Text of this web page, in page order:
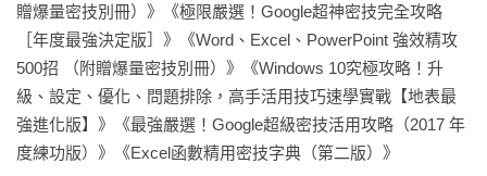
08.每期最好康：Best
每期精選最火熱的網路好康，教你如何晉身網路潮人，玩出比
別人更好玩的網路精髓。
贈爆量密技別冊）》《極限嚴選！Google超神密技完全攻略
［年度最強決定版］》《Word、Excel、PowerPoint 強效精攻
500招 （附贈爆量密技別冊）》《Windows 10究極攻略！升
級、設定、優化、問題排除，高手活用技巧速學實戰【地表最
強進化版】》《最強嚴選！Google超級密技活用攻略（2017 年
度練功版）》《Excel函數精用密技字典（第二版）》